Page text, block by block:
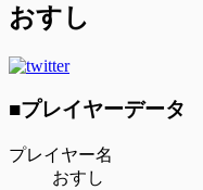
おすし
■プレイヤーデータ
プレイヤー名
おすし